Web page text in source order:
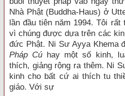
Nhà Phật (Buddha-Haus) ở
lần đầu tiên năm 1994. Tôi
vì chúng được dựa trên các
đức Phật. Ni Sư Ayya Khema
Pháp Cú hay một số kinh,
thích, giảng rộng ra thêm. Ni
kinh cho bất cứ ai thích tu
giáo. Với sự